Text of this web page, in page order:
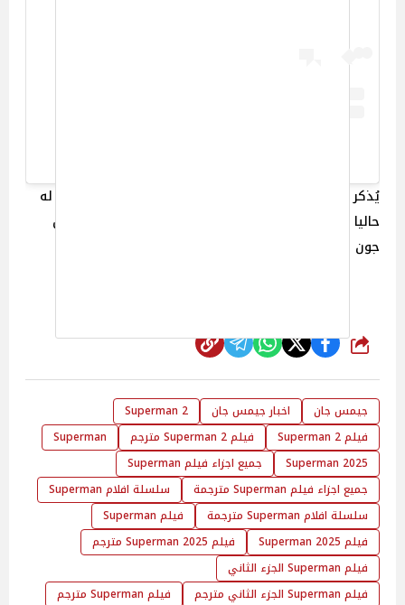
يُذكر أنه على صعيد فني آخر لـ المخرج جيمس جان يُعرض له
حاليا مسلسله الجديد “2 Peacemaker” من بطولة الممثل
جون سينا.
شارك
جيمس جان اخبار جيمس جان
2 Superman
فيلم 2 Superman
فيلم 2 Superman مترجم
Superman
Superman 2025
جميع اجزاء فيلم Superman
جميع اجزاء فيلم Superman مترجمة
سلسلة افلام Superman
سلسلة افلام Superman مترجمة
فيلم Superman
فيلم Superman 2025
فيلم Superman 2025 مترجم
فيلم Superman الجزء الثاني
فيلم Superman الجزء الثاني مترجم
فيلم Superman مترجم